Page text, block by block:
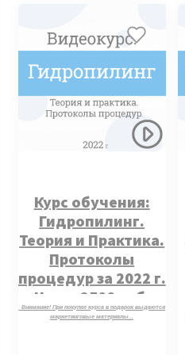
Курс обучения:
Гидропилинг.
Теория и Практика.
Протоколы
процедур за 2022 г.
Цена: 2500 руб.
Внимание! При покупке курса в подарок выдаются
маркетинговые материалы…